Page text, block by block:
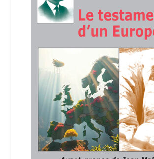
Login Customizer
Nous Contacter
Politique de confidentialité et cookies
Qui sommes-nous ?
Soutien à Philippe Randa
Suivi de la Commande